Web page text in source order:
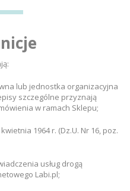
lub jednostka organizacyjna
szczególne przyznają
w ramach Sklepu;
1964 r. (Dz.U. Nr 16, poz.
usług drogą
Labi.pl;